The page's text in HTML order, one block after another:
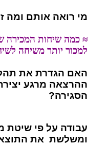
מי רואה אותם ומה
≈ כמה שיחות המכירה
למכור יותר משיחה
האם הגדרת את
ההרצאה מרגע
הסגירה?
עבודה על פי שיטת
ומשלשת את